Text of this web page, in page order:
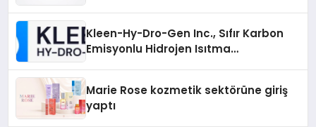
Kleen-Hy-Dro-Gen Inc., Sıfır Karbon
Emisyonlu Hidrojen Isıtma
Marie Rose kozmetik sektörüne giriş
yaptı